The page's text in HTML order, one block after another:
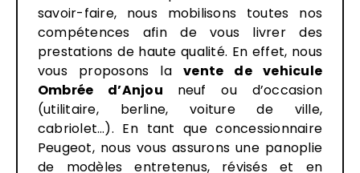
savoir-faire, nous mobilisons toutes nos
compétences afin de vous livrer des
prestations de haute qualité. En effet, nous
vous proposons lavente de vehicule
Ombrée d’Anjou neuf ou d’occasion
(utilitaire, berline, voiture de ville,
cabriolet…). En tant que concessionnaire
Peugeot, nous vous assurons une panoplie
de modèles entretenus, révisés et en